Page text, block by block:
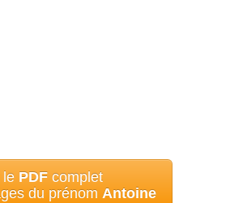
le PDF complet
du prénom Antoine